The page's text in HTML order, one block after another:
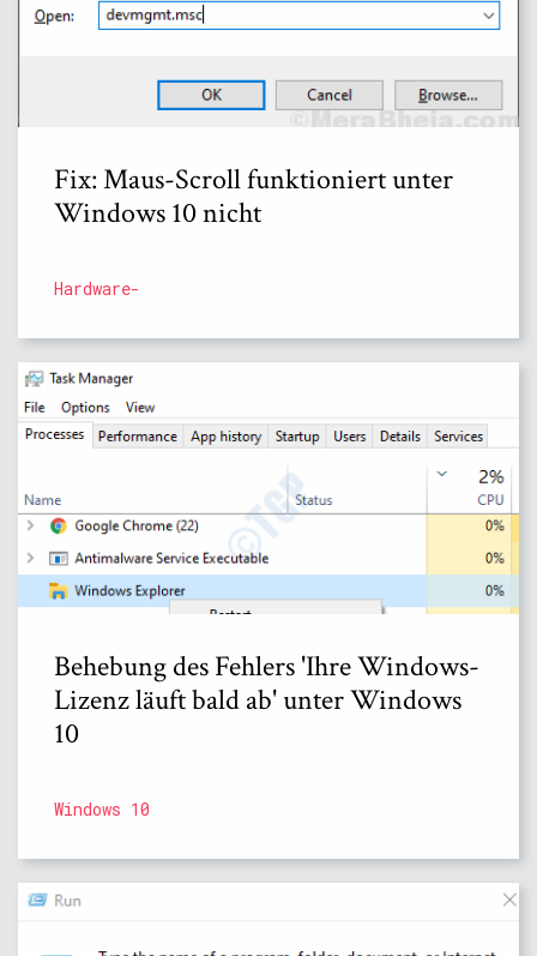
Fix: Maus-Scroll funktioniert unter
Windows 10 nicht
Hardware-
Behebung des Fehlers 'Ihre Windows-
Lizenz läuft bald ab' unter Windows
10
Windows 10